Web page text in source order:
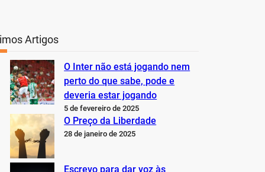
Artigos
O Inter não está jogando nem
perto do que sabe, pode e
deveria estar jogando
5 de fevereiro de 2025
O Preço da Liberdade
28 de janeiro de 2025
Escrevo para dar voz às